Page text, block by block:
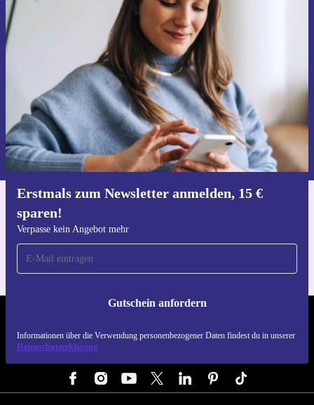
Erstmals zum Newsletter anmelden, 15 €
sparen!
Verpasse kein Angebot mehr
Gutschein anfordern
Informationen über die Verwendung personenbezogener Daten findest du in unserer
Datenschutzerklärung
Erstmals zum Newsletter anmelden,
15 € sparen!
Verpasse kein Angebot mehr.
Gutschein anfordern
Informationen über die Verwendung personenbezogener Daten findest
du in unsererDatenschutzerklärung.
Für iOS und Android